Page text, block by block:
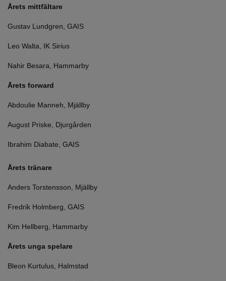
Årets mittfältare
Gustav Lundgren, GAIS
Leo Walta, IK Sirius
Nahir Besara, Hammarby
Årets forward
Abdoulie Manneh, Mjällby
August Priske, Djurgården
Ibrahim Diabate, GAIS
Årets tränare
Anders Torstensson, Mjällby
Fredrik Holmberg, GAIS
Kim Hellberg, Hammarby
Årets unga spelare
Bleon Kurtulus, Halmstad